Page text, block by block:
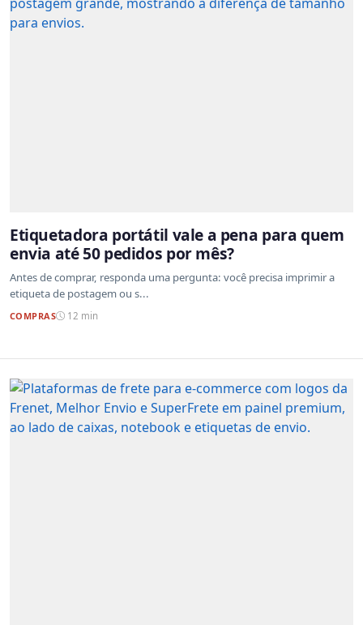
Etiquetadora portátil vale a pena para quem
envia até 50 pedidos por mês?
Antes de comprar, responda uma pergunta: você precisa imprimir a
etiqueta de postagem ou s...
COMPRAS 12 min